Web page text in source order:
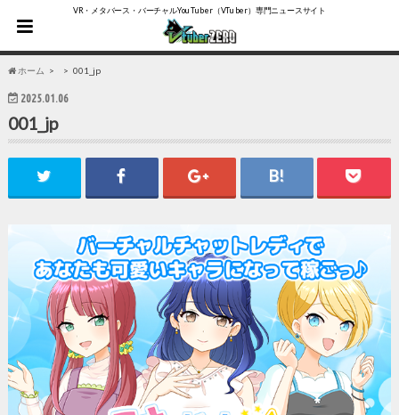
VR・メタバース・バーチャルYouTuber（VTuber）専門ニュースサイト
ホーム 001_jp
2025.01.06
001_jp